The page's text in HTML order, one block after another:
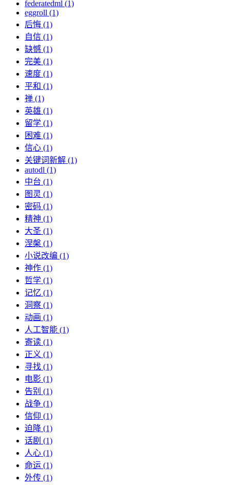
federatedml (1)
eggroll (1)
后悔 (1)
自信 (1)
缺憾 (1)
完美 (1)
速度 (1)
平和 (1)
禅 (1)
英雄 (1)
留学 (1)
困难 (1)
信心 (1)
关键词新解 (1)
autodl (1)
中台 (1)
图灵 (1)
密码 (1)
精神 (1)
大圣 (1)
涅槃 (1)
小说改编 (1)
神作 (1)
哲学 (1)
记忆 (1)
洞察 (1)
动画 (1)
人工智能 (1)
寄读 (1)
正义 (1)
寻找 (1)
电影 (1)
告别 (1)
战争 (1)
信仰 (1)
迫降 (1)
话剧 (1)
人心 (1)
命运 (1)
外传 (1)